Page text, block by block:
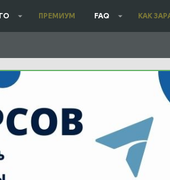
ПРЕМИУМ FAQ КАК